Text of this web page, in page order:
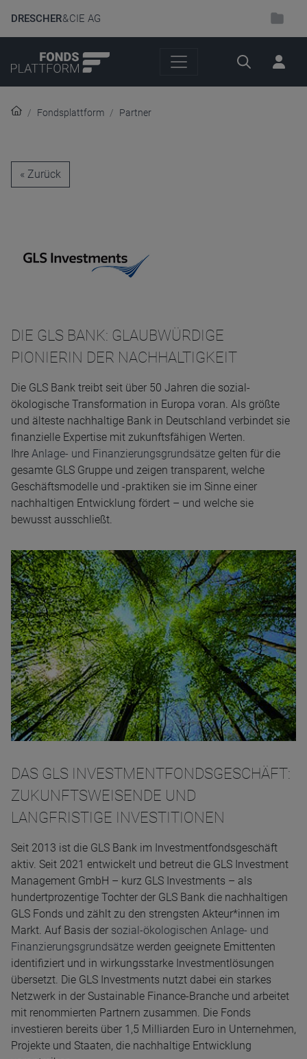
DRESCHER& CIE AG
Suche
Fondsplattform Partner
« Zurück
DIE GLS BANK: GLAUBWÜRDIGE
PIONIERIN DER NACHHALTIGKEIT
Die GLS Bank treibt seit über 50 Jahren die sozial-
ökologische Transformation in Europa voran. Als größte
und älteste nachhaltige Bank in Deutschland verbindet sie
finanzielle Expertise mit zukunftsfähigen Werten.
Ihre Anlage- und Finanzierungsgrundsätze gelten für die
gesamte GLS Gruppe und zeigen transparent, welche
Geschäftsmodelle und -praktiken sie im Sinne einer
nachhaltigen Entwicklung fördert – und welche sie
bewusst ausschließt.
DAS GLS INVESTMENTFONDSGESCHÄFT:
ZUKUNFTSWEISENDE UND
LANGFRISTIGE INVESTITIONEN
Seit 2013 ist die GLS Bank im Investmentfondsgeschäft
aktiv. Seit 2021 entwickelt und betreut die GLS Investment
Management GmbH – kurz GLS Investments – als
hundertprozentige Tochter der GLS Bank die nachhaltigen
GLS Fonds und zählt zu den strengsten Akteur*innen im
Markt. Auf Basis der sozial-ökologischen Anlage- und
Finanzierungsgrundsätze werden geeignete Emittenten
identifiziert und in wirkungsstarke Investmentlösungen
übersetzt. Die GLS Investments nutzt dabei ein starkes
Netzwerk in der Sustainable Finance-Branche und arbeitet
mit renommierten Partnern zusammen. Die Fonds
investieren bereits über 1,5 Milliarden Euro in Unternehmen,
Projekte und Staaten, die nachhaltige Entwicklung